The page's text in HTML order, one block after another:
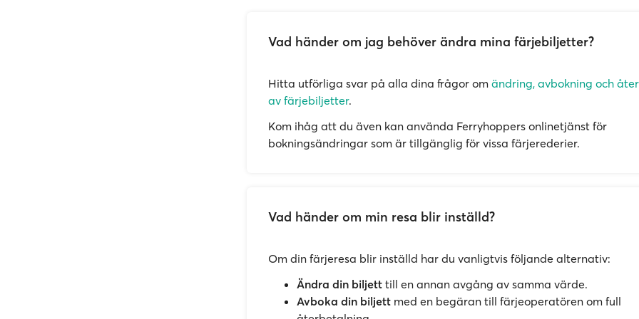
Vad händer om jag behöver ändra mina färjebiljetter?
Hitta utförliga svar på alla dina frågor om ändring, avbokning och
av färjebiljetter.
Kom ihåg att du även kan använda Ferryhoppers onlinetjänst för
bokningsändringar som är tillgänglig för vissa färjerederier.
Vad händer om min resa blir inställd?
Om din färjeresa blir inställd har du vanligtvis följande alternativ:
Ändra din biljett till en annan avgång av samma värde.
Avboka din biljett med en begäran till färjeoperatören om full